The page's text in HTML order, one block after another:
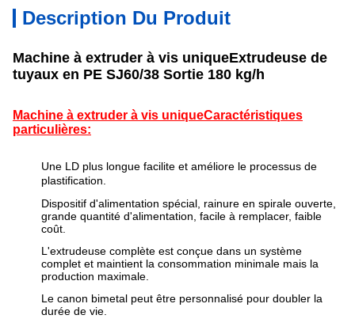
Description Du Produit
Machine à extruder à vis uniqueExtrudeuse de
tuyaux en PE SJ60/38 Sortie 180 kg/h
Machine à extruder à vis uniqueCaractéristiques
particulières:
Une LD plus longue facilite et améliore le processus de
plastification.
Dispositif d'alimentation spécial, rainure en spirale ouverte,
grande quantité d'alimentation, facile à remplacer, faible
coût.
L'extrudeuse complète est conçue dans un système
complet et maintient la consommation minimale mais la
production maximale.
Le canon bimetal peut être personnalisé pour doubler la
durée de vie.